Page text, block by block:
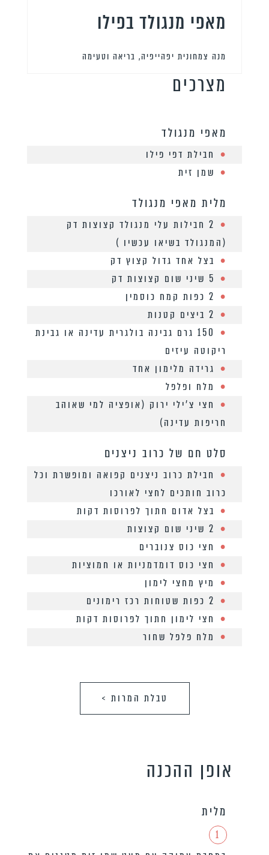
מאפי מנגולד בפילו
מנה צמחונית יפהייפיה, בריאה וטעימה
מצרכים
מאפי מנגולד
חבילת דפי פילו
שמן זית
מלית מאפי מנגולד
2 חבילות עלי מנגולד קצוצות דק
(המנגולד בשיאו עכשיו )
בצל אחד גדול קצוץ דק
5 שיני שום קצוצות דק
2 כפות קמח כוסמין
2 ביצים קטנות
150 גרם גבינה בולגרית עדינה או גבינת
ריקוטה עיזים
גרידה מלימון אחד
מלח ופלפל
חצי צ’ילי ירוק (אופציה למי שאוהב
חריפות עדינה)
סלט חם של כרוב ניצנים
חבילת כרוב ניצנים קפואה ומופשרת וכל
כרוב חותכים לחצי לאורכו
בצל אדום חתוך לפרוסות דקות
2 שיני שום קצוצות
חצי כוס צנוברים
חצי כוס דומדמניות או חמוציות
מיץ מחצי לימון
2 כפות שטוחות רכז רימונים
חצי לימון חתוך לפרוסות דקות
מלח פלפל שחור
טבלת המרות >
אופן ההכנה
מלית
1